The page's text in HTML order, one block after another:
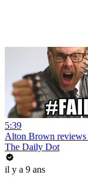
5:39
Alton Brown reviews
The Daily Dot
il y a 9 ans